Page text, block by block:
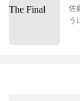
佐
う